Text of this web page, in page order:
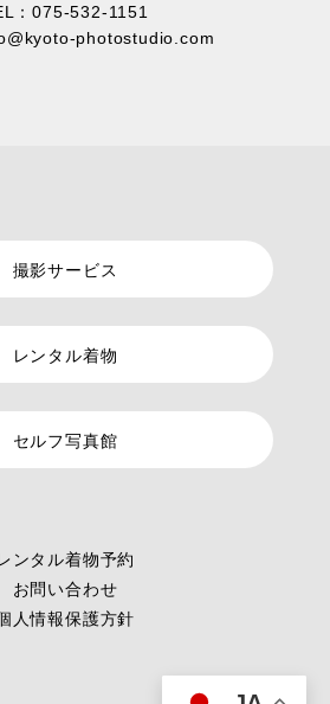
：075-532-1151
photostudio.com
撮影サービス
レンタル着物
セルフ写真館
ンタル着物予約
お問い合わせ
人情報保護方針